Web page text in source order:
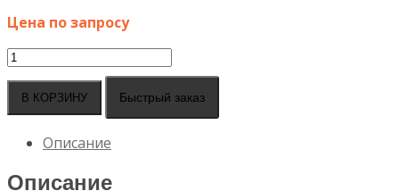
Цена по запросу
Количество
Тупиковый
упор
крановых
путей
В КОРЗИНУ Быстрый заказ
Описание
Описание